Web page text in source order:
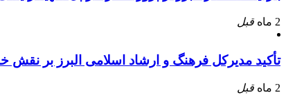
2 ماه قبل
تأکید مدیرکل فرهنگ و ارشاد اسلامی البرز بر
2 ماه قبل